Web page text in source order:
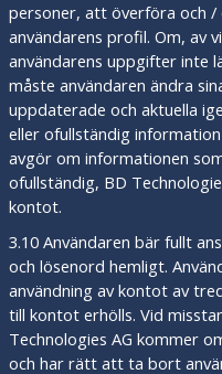
personer, att överföra och /
användarens profil. Om, av
användarens uppgifter inte
måste användaren ändra
uppdaterade och aktuella
eller ofullständig
avgör om informationen
ofullständig, BD
kontot.
3.10 Användaren bär fullt
och lösenord hemligt.
användning av kontot av
till kontot erhölls. Vid
Technologies AG kommer
och har rätt att ta bort